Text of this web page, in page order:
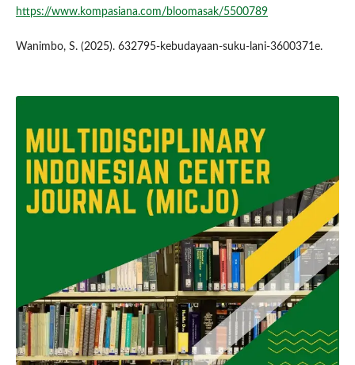
https://www.kompasiana.com/bloomasak/5500789
Wanimbo, S. (2025). 632795-kebudayaan-suku-lani-3600371e.